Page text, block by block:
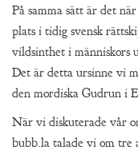
På samma sätt är det
plats i tidig svensk
vildsinthet i människors
Det är detta ursinne vi
den mordiska Gudrun i
När vi diskuterade vår
bubb.la talade vi om tre